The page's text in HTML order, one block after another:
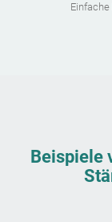
Beispiele